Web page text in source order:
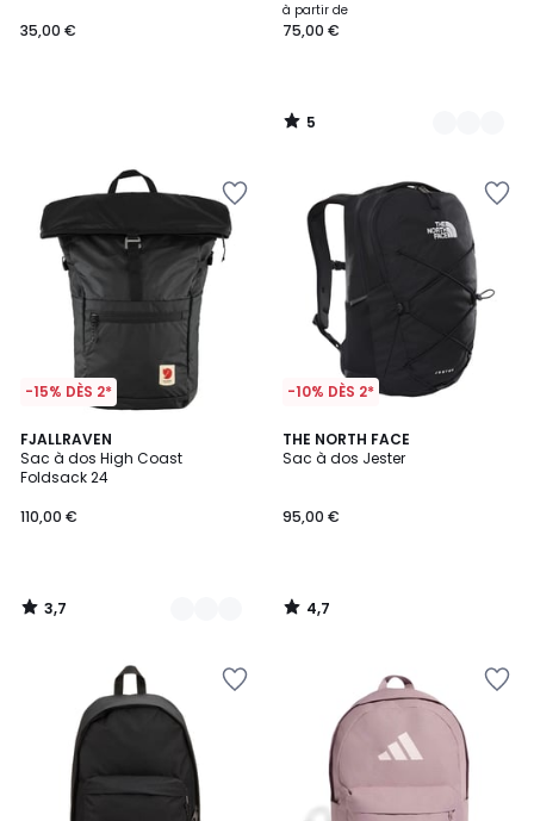
35,00 €
à partir de
75,00 €
5
/
-15% DÈS 2*
FJALLRAVEN
Sac à dos High Coast
Foldsack 24
110,00 €
3,7
/ 5
2
Couleurs
3,7
/
-10% DÈS 2*
THE NORTH FACE
Sac à dos Jester
95,00 €
4,7
/ 5
4,7
/